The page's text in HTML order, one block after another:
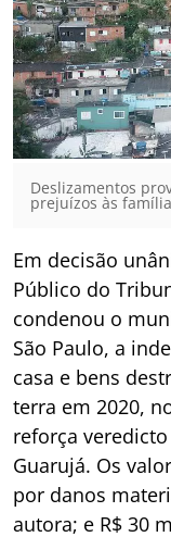
Deslizamentos
prejuízos às
Em decisão
Público do
condenou o
São Paulo, a
casa e bens
terra em 2020,
reforça
Guarujá. Os
por danos
autora; e R$ 30